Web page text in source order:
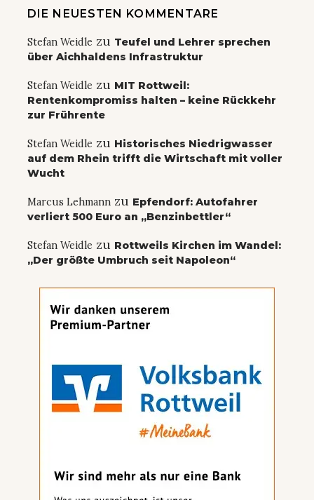
DIE NEUESTEN KOMMENTARE
Stefan Weidle zu Teufel und Lehrer sprechen
über Aichhaldens Infrastruktur
Stefan Weidle zu MIT Rottweil:
Rentenkompromiss halten – keine Rückkehr
zur Frührente
Stefan Weidle zu Historisches Niedrigwasser
auf dem Rhein trifft die Wirtschaft mit voller
Wucht
Marcus Lehmann zu Epfendorf: Autofahrer
verliert 500 Euro an „Benzinbettler“
Stefan Weidle zu Rottweils Kirchen im Wandel:
„Der größte Umbruch seit Napoleon“